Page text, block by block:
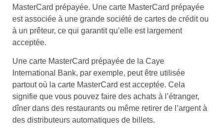
MasterCard prépayée. Une carte MasterCard prépayée
est associée à une grande société de cartes de crédit ou
à un prêteur, ce qui garantit qu’elle est largement
acceptée.
Une carte MasterCard prépayée de la Caye
International Bank, par exemple, peut être utilisée
partout où la carte MasterCard est acceptée. Cela
signifie que vous pouvez faire des achats à l’étranger,
dîner dans des restaurants ou même retirer de l’argent à
des distributeurs automatiques de billets.